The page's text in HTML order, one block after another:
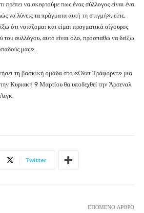
πρέπει να σκεφτούμε πως ένας σύλλογος είναι ένα
να λύνεις τα πράγματα αυτή τη στιγμή», είπε.
ότι νοιάζομαι και είμαι πραγματικά σίγουρος
του συλλόγου, αυτό είναι όλο, προσπαθώ να δείξω
μας».
τη βασκική ομάδα στο «Ολντ Τράφορντ» μια
Κυριακή 9 Μαρτίου θα υποδεχθεί την Άρσεναλ
Twitter
ΕΠΌΜΕΝΟ ΆΡΘΡΟ